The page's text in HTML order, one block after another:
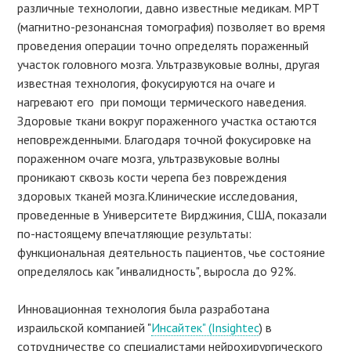
различные технологии, давно известные медикам. МРТ
(магнитно-резонансная томография) позволяет во время
проведения операции точно определять пораженный
участок головного мозга. Ультразвуковые волны, другая
известная технология, фокусируются на очаге и
нагревают его при помощи термического наведения.
Здоровые ткани вокруг пораженного участка остаются
неповрежденными. Благодаря точной фокусировке на
пораженном очаге мозга, ультразвуковые волны
проникают сквозь кости черепа без повреждения
здоровых тканей мозга.Клинические исследования,
проведенные в Университете Вирджиния, США, показали
по-настоящему впечатляющие результаты:
функциональная деятельность пациентов, чье состояние
определялось как "инвалидность", выросла до 92%.
Инновационная технология была разработана
израильской компанией "Инсайтек" (Insightec) в
сотрудничестве со специалистами нейрохирургического